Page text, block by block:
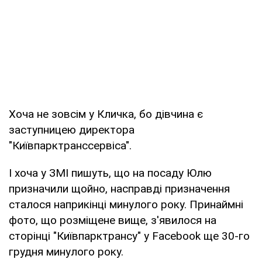
Хоча не зовсім у Кличка, бо дівчина є
заступницею директора
"Київпарктранссервіса".
І хоча у ЗМІ пишуть, що на посаду Юлю
призначили щойно, насправді призначення
сталося наприкінці минулого року. Принаймні
фото, що розміщене вище, з'явилося на
сторінці "Київпарктрансу" у Facebook ще 30-го
грудня минулого року.